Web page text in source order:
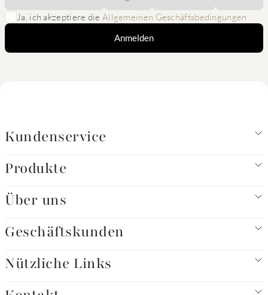
Ja, ich akzeptiere die Allgemeinen Geschäftsbedingungen
Anmelden
Kundenservice
Produkte
Über uns
Geschäftskunden
Nützliche Links